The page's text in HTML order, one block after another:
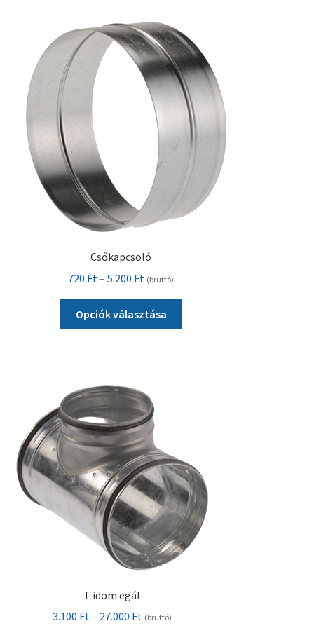
van.
A
változatok
termékoldalon
választhatók
Csőkapcsoló
720 Ft – 5.200 Ft Ártartomány:
-
5.200 Ft
(bruttó)
Opciók választása
termékoldalon
választhatók
ki
T idom egál
3.100 Ft– 27.000 FtÁrtartomány:
(bruttó)